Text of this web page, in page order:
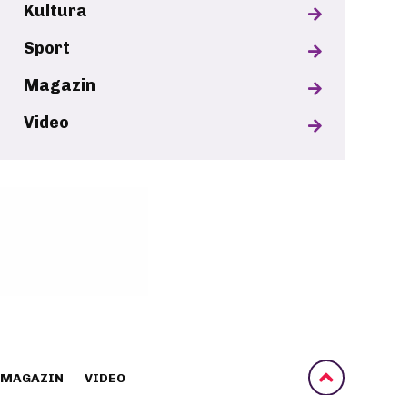
Kultura
Sport
Magazin
Video
MAGAZIN VIDEO